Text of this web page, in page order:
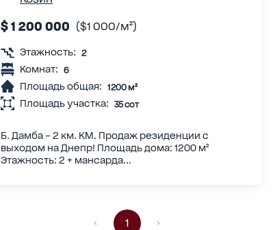
$ 1 200 000 ($1 000/м²)
Этажность: 2
Комнат: 6
Площадь общая: 1200 м²
Площадь участка: 35 сот
Б. Дамба – 2 км. КМ. Продаж резиденции с
выходом на Днепр! Площадь дома: 1200 м²
Этажность: 2 + мансарда...
1